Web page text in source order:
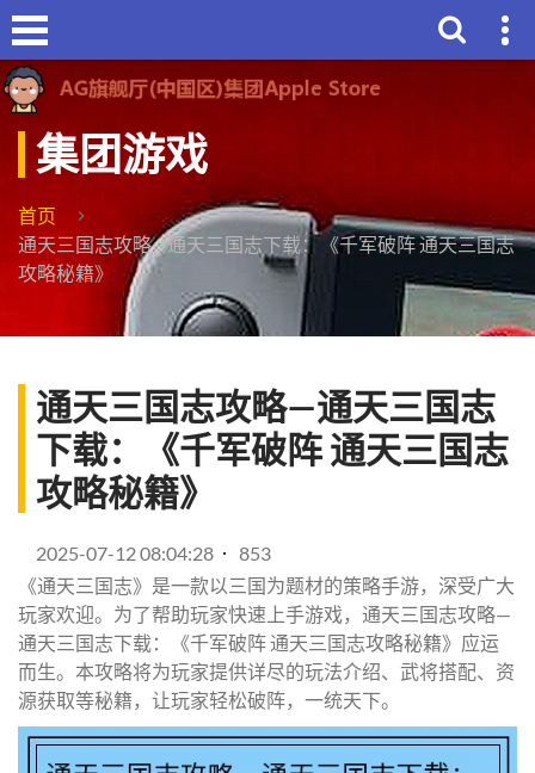
集团游戏
首页
通天三国志攻略—通天三国志下载：《千军破阵 通天三国志
攻略秘籍》
通天三国志攻略—通天三国志
下载：《千军破阵 通天三国志
攻略秘籍》
2025-07-12 08:04:28
853
《通天三国志》是一款以三国为题材的策略手游，深受广大
玩家欢迎。为了帮助玩家快速上手游戏，通天三国志攻略—
通天三国志下载：《千军破阵 通天三国志攻略秘籍》应运
而生。本攻略将为玩家提供详尽的玩法介绍、武将搭配、资
源获取等秘籍，让玩家轻松破阵，一统天下。